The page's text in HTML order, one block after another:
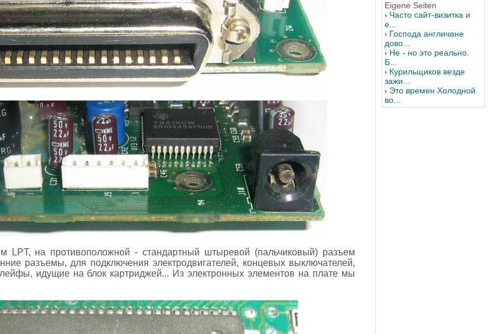
LPT, на противоположной - стандартный штыревой (пальчиковый) разъем
разъемы, для подключения электродвигателей, концевых выключателей,
идущие на блок картриджей... Из электронных элементов на плате мы
Eigene Seiten
Часто сайт-визитка и
е...
Господа англичане
дово...
Не - но это реально.
Б...
Курильщиков везде
зажи...
Это времен Холодной
во...